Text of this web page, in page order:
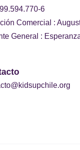
6
Comercial :
General :